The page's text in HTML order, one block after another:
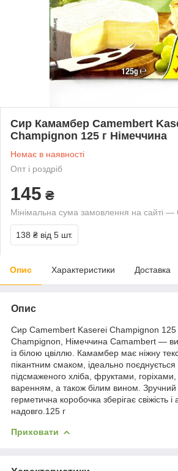
Сир Камамбер Camembert
Champignon 125 г Німеччина
Немає в наявності
Опт і роздріб
145 ₴
Мінімальна сума замовлення на сайті —
138 ₴ від 5 шт.
Опис Характеристики Доставка
Опис
Сир Camembert Kaserei Champignon 125
Champignon, Німеччина Camambert —
із білою цвіллю. Камамбер має ніжну
пікантним смаком, ідеально
підсмаженого хліба, фруктами,
варенням, а також білим вином.
герметична коробочка зберігає свіжість
надовго.125 г
Приховати